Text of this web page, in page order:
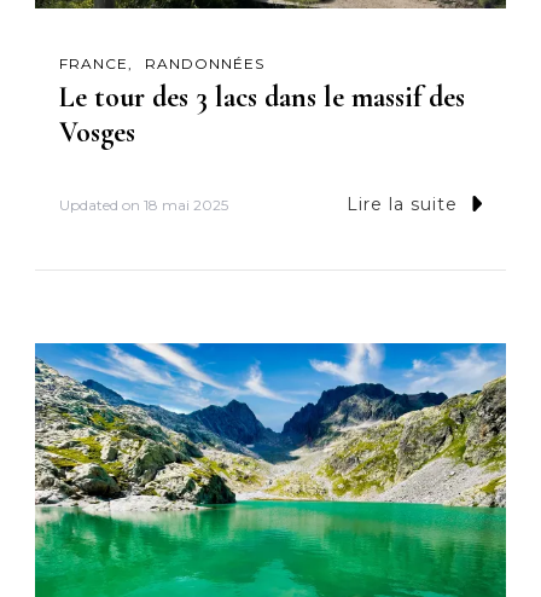
FRANCE RANDONNÉES
Le tour des 3 lacs dans le massif des
Vosges
Updated on 18 mai 2025 Lire la suite